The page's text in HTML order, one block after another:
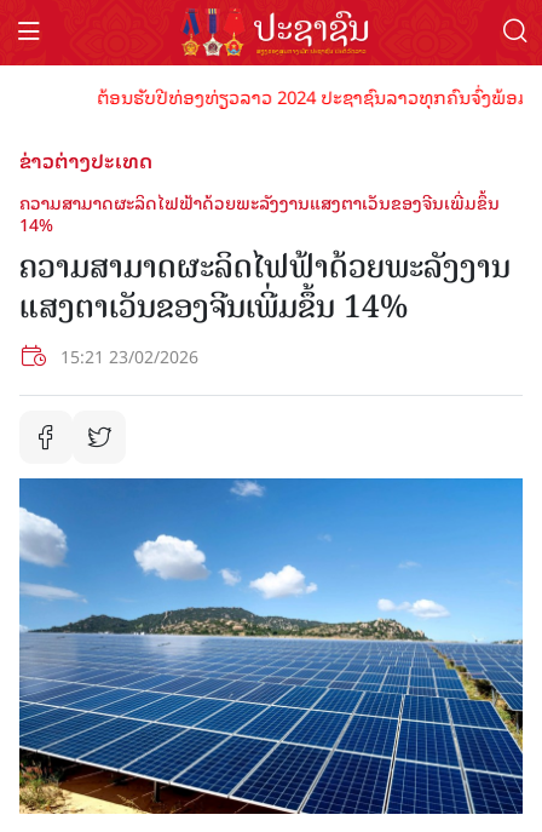
ຕ້ອນຮັບປີທ່ອງທ່ຽວລາວ 2024 ປະຊາຊົນລາວທຸກຄົນຈົ່ງພ້ອມເ
ຂ່າວຕ່າງປະເທດ
ຄວາມສາມາດຜະລິດໄຟຟ້າດ້ວຍພະລັງງານແສງຕາເວັນຂອງຈີນເພີ່ມຂຶ້ນ
14%
ຄວາມສາມາດຜະລິດໄຟຟ້າດ້ວຍພະລັງງານ
ແສງຕາເວັນຂອງຈີນເພີ່ມຂຶ້ນ 14%
15:21 23/02/2026